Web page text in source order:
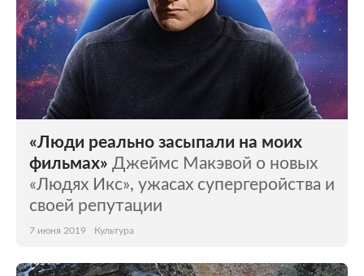
«Люди реально засыпали на моих
фильмах» Джеймс Макэвой о новых
«Людях Икс», ужасах супергеройства и
своей репутации
7 июня 2019 Культура